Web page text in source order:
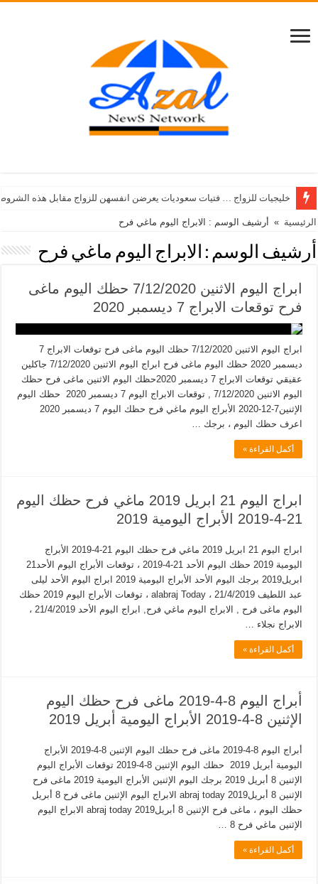
خليجيات للزواج … فتيات سعوديات يعرضن انفسهن للزواج مقابل هذه
الرئيسية » أرشيف الوسم : الابراج اليوم ماغي فرح
أرشيف الوسم : الابراج اليوم ماغي فرح
ابراج اليوم الاثنين 7/12/2020 حظك اليوم ماغى
فرح توقعات الابراج 7 ديسمبر 2020
ابراج اليوم الاثنين 7/12/2020 حظك اليوم ماغى فرح توقعات الابراج 7
ديسمبر 2020 حظك اليوم ماغى فرح ابراج اليوم الاثنين 7/12/2020 جاكلين
عقيقي توقعات الابراج 7 ديسمبر 2020حظك اليوم الاثنين ماغى فرح حظك
اليوم الاثنين 7/12/2020 , توقعات الابراج اليوم 7 ديسمبر 2020 حظك اليوم
الإثنين7-12-2020 الأبراج اليوم ماغي فرح حظك اليوم 7 ديسمبر 2020
اعرف حظك اليوم ، برجك …
أكمل القراءة »
ابراج اليوم 21 ابريل 2019 ماغي فرح حظك اليوم
21-4-2019 الأبراج اليومية 2019
ابراج اليوم 21 ابريل 2019 ماغي فرح حظك اليوم 21-4-2019 الأبراج
اليومية 2019 حظك اليوم الأحد 21-4-2019 ، توقعات الأبراج اليوم الأحد21
ابريل2019 برجك اليوم الأحد الأبراج اليومية 2019 ابراج اليوم الأحد ليلى
عبد اللطيف 21/4/2019 ، alabraj Today ، توقعات الأبراج اليوم 2019 حظك
اليوم ماغى فرح , الابراج اليوم ماغي فرح, ابراج اليوم الأحد 21/4/2019 ،
الابراج نجلاء …
أكمل القراءة »
أبراج اليوم 8-4-2019 ماغى فرح حظك اليوم
الإثنين 8-4-2019 الأبراج اليومية أبريل 2019
أبراج اليوم 8-4-2019 ماغى فرح حظك اليوم الإثنين 8-4-2019 الأبراج
اليومية أبريل 2019 حظك اليوم الإثنين 8-4-2019 توقعات الأبراج اليوم
الإثنين 8 أبريل 2019 برجك اليوم الإثنين الأبراج اليومية 2019 ماغى فرح
الإثنين 8 أبريل2019 abraj today الابراج اليوم الإثنين ماغى فرح 8 أبريل
حظك اليوم ، ماغى فرح الإثنين 8 أبريل2019 abraj today الابراج اليوم
الإثنين ماغي فرح 8 …
أكمل القراءة »